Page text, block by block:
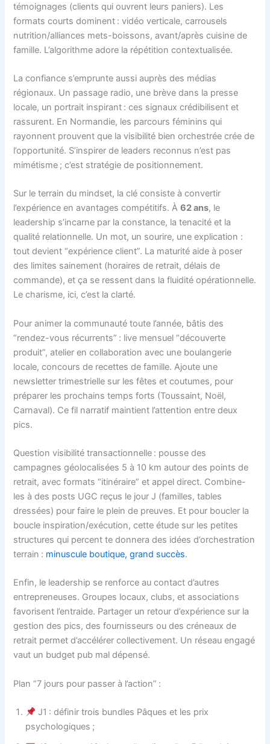
témoignages (clients qui ouvrent leurs paniers). Les
formats courts dominent : vidéo verticale, carrousels
nutrition/alliances mets-boissons, avant/après cuisine de
famille. L’algorithme adore la répétition contextualisée.
La confiance s’emprunte aussi auprès des médias
régionaux. Un passage radio, une brève dans la presse
locale, un portrait inspirant : ces signaux crédibilisent et
rassurent. En Normandie, les parcours féminins qui
rayonnent prouvent que la visibilité bien orchestrée crée de
l’opportunité. S’inspirer de leaders reconnus n’est pas
mimétisme ; c’est stratégie de positionnement.
Sur le terrain du mindset, la clé consiste à convertir
l’expérience en avantages compétitifs. À62 ans, le
leadership s’incarne par la constance, la tenacité et la
qualité relationnelle. Un mot, un sourire, une explication :
tout devient “expérience client”. La maturité aide à poser
des limites sainement (horaires de retrait, délais de
commande), et ça se ressent dans la fluidité opérationnelle.
Le charisme, ici, c’est la clarté.
Pour animer la communauté toute l’année, bâtis des
“rendez-vous récurrents” : live mensuel “découverte
produit”, atelier en collaboration avec une boulangerie
locale, concours de recettes de famille. Ajoute une
newsletter trimestrielle sur les fêtes et coutumes, pour
préparer les prochains temps forts (Toussaint, Noël,
Carnaval). Ce fil narratif maintient l’attention entre deux
pics.
Question visibilité transactionnelle : pousse des
campagnes géolocalisées 5 à 10 km autour des points de
retrait, avec formats “itinéraire” et appel direct. Combine-
les à des posts UGC reçus le jour J (familles, tables
dressées) pour faire le plein de preuves. Et pour boucler la
boucle inspiration/exécution, cette étude sur les petites
structures qui percent te donnera des idées d’orchestration
terrain : minuscule boutique, grand succès.
Enfin, le leadership se renforce au contact d’autres
entrepreneuses. Groupes locaux, clubs, et associations
favorisent l’entraide. Partager un retour d’expérience sur la
gestion des pics, des fournisseurs ou des créneaux de
retrait permet d’accélérer collectivement. Un réseau engagé
vaut un budget pub mal dépensé.
Plan “7 jours pour passer à l’action” :
J1 : définir trois bundles Pâques et les prix
psychologiques ;